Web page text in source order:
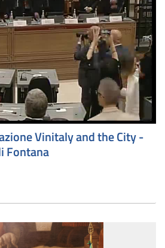
video
Vinitaly and the City -
Fontana